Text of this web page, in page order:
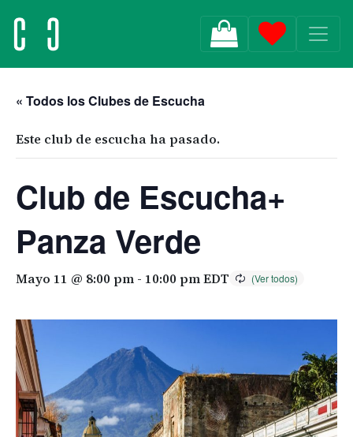
MAIN NAVIGATION
« Todos los Clubes de Escucha
Este club de escucha ha pasado.
Club de Escucha+
Panza Verde
Mayo 11 @ 8:00 pm - 10:00 pmEDT